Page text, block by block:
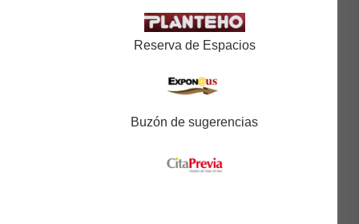
Reserva de Espacios
Buzón de sugerencias